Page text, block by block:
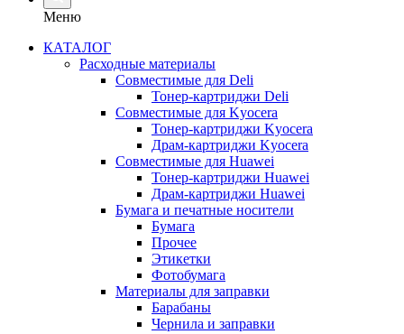
Меню
КАТАЛОГ
Расходные материалы
Совместимые для Deli
Тонер-картриджи Deli
Совместимые для Kyocera
Тонер-картриджи Kyocera
Драм-картриджи Kyocera
Совместимые для Huawei
Тонер-картриджи Huawei
Драм-картриджи Huawei
Бумага и печатные носители
Бумага
Прочее
Этикетки
Фотобумага
Материалы для заправки
Барабаны
Чернила и заправки